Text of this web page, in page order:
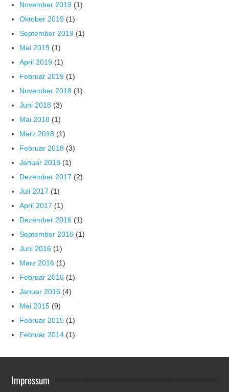
November 2019 (1)
Oktober 2019 (1)
September 2019 (1)
Mai 2019 (1)
April 2019 (1)
Februar 2019 (1)
November 2018 (1)
Juni 2018 (3)
Mai 2018 (1)
März 2018 (1)
Februar 2018 (3)
Januar 2018 (1)
Dezember 2017 (2)
Juli 2017 (1)
April 2017 (1)
Dezember 2016 (1)
September 2016 (1)
Juni 2016 (1)
März 2016 (1)
Februar 2016 (1)
Januar 2016 (4)
Mai 2015 (9)
Februar 2015 (1)
Februar 2014 (1)
Impressum